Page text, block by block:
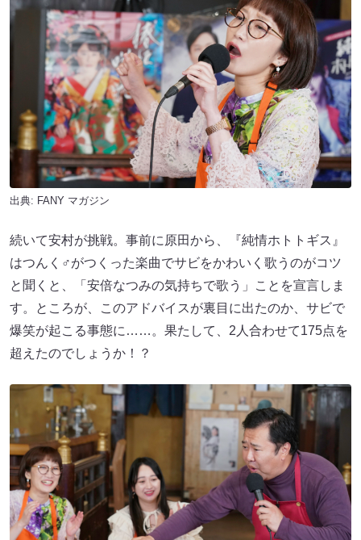
出典: FANY マガジン
続いて安村が挑戦。事前に原田から、『純情ホトトギス』
はつんく♂がつくった楽曲でサビをかわいく歌うのがコツ
と聞くと、「安倍なつみの気持ちで歌う」ことを宣言しま
す。ところが、このアドバイスが裏目に出たのか、サビで
爆笑が起こる事態に……。果たして、2人合わせて175点を
超えたのでしょうか！？